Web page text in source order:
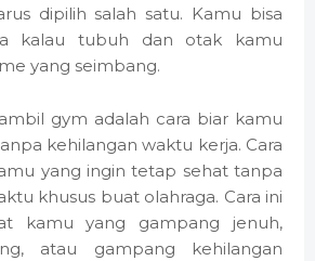
dipilih salah satu. Kamu bisa
kalau tubuh dan otak kamu
yang seimbang.
gym adalah cara biar kamu
kehilangan waktu kerja. Cara
yang ingin tetap sehat tanpa
khusus buat olahraga. Cara ini
kamu yang gampang jenuh,
atau gampang kehilangan